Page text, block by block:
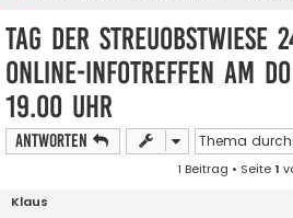
Tag der Streuobstwiese
Online-Infotreffen am
19.00 Uhr
Antworten
1 Beitrag • Seite1
Klaus